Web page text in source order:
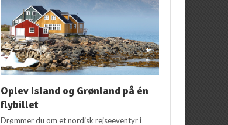
Oplev Island og Grønland på én
flybillet
Drømmer du om et nordisk rejseeventyr i